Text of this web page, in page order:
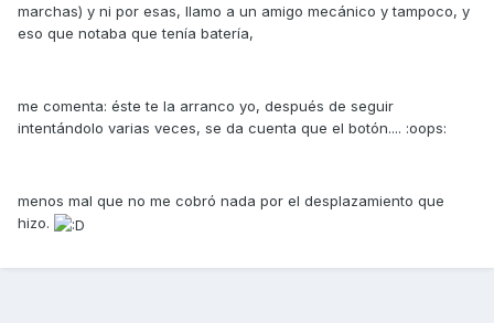
marchas) y ni por esas, llamo a un amigo mecánico y tampoco, y
eso que notaba que tenía batería,
me comenta: éste te la arranco yo, después de seguir
intentándolo varias veces, se da cuenta que el botón.... :oops:
menos mal que no me cobró nada por el desplazamiento que
hizo.